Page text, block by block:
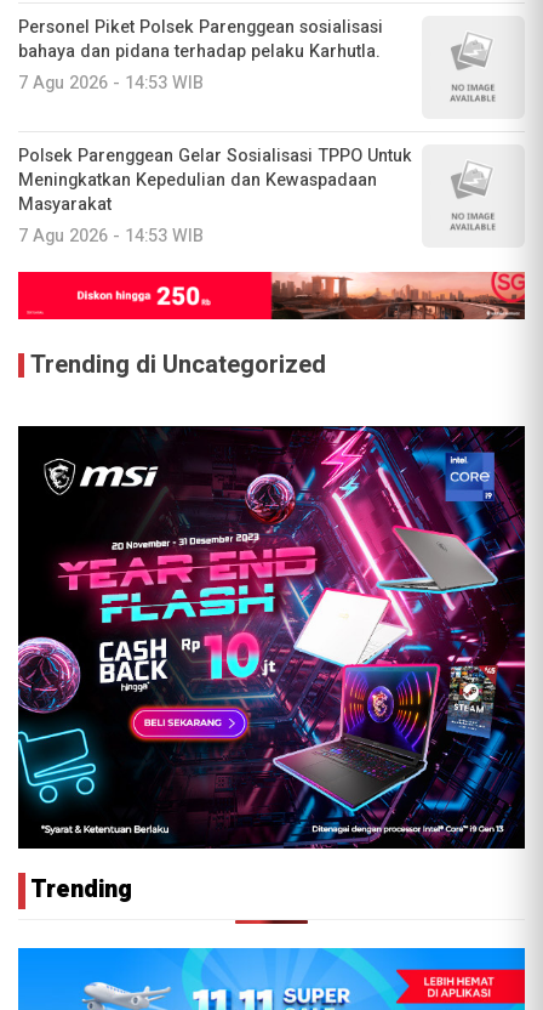
Personel Piket Polsek Parenggean sosialisasi
bahaya dan pidana terhadap pelaku Karhutla.
7 Agu 2026 - 14:53 WIB
Polsek Parenggean Gelar Sosialisasi TPPO Untuk
Meningkatkan Kepedulian dan Kewaspadaan
Masyarakat
7 Agu 2026 - 14:53 WIB
Trending di Uncategorized
Trending